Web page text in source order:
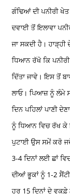
ਗੰਢਿਆਂ ਦੀ ਪਨੀਰੀ
ਦਵਾਈ ਤੋਂ ਇਲਾਵਾ
ਜਾ ਸਕਦੀ ਹੈ।
ਧਿਆਨ ਰੱਖੋ ਕਿ
ਦਿੱਤਾ ਜਾਵੇ। ਇਸ ਤੋਂ
ਲਾਓ। ਪਿਆਜ਼ ਨੂੰ ਲੰਮੇ
ਦਿਨ ਪਹਿਲਾਂ ਪਾਣੀ
ਨੂੰ ਧਿਆਨ ਵਿਚ ਰੱਖ ਕੇ
ਪੁਟਾਈ ਉਸ ਸਮੇਂ ਕਰੋ
3-4 ਦਿਨਾਂ ਲਈ ਛਾਂ
ਦੀਆਂ ਭੂਕਾਂ ਨੂੰ 1-2
ਹਰ 15 ਦਿਨਾਂ ਦੇ